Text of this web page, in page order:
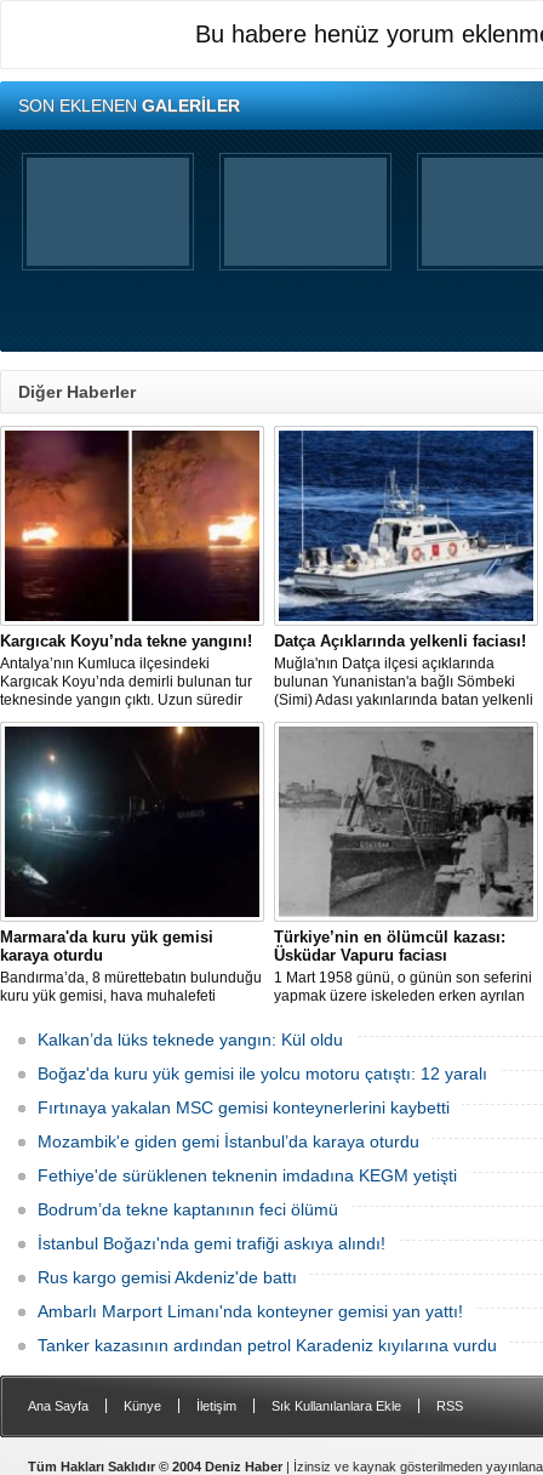
Bu habere henüz yorum
SON EKLENENGALERİLER
Diğer Haberler
Kargıcak Koyu’nda tekne yangını!
Antalya’nın Kumluca ilçesindeki
Kargıcak Koyu’nda demirli bulunan tur
teknesinde yangın çıktı. Uzun süredir
kullanılmadığı belirtilen ve içerisinde
kimsenin bulunmadığı tekne, itfaiyenin
karadan müdahale edememesi
nedeniyle tamamen yanarak
kullanılamaz hale geldi.
Datça Açıklarında yelkenli faciası!
Muğla'nın Datça ilçesi açıklarında
bulunan Yunanistan'a bağlı Sömbeki
(Simi) Adası yakınlarında batan yelkenli
teknedeki 9 kişiden 8'i sağ olarak
kurtarılırken, kaybolan 1 kişi için deniz
ve havadan geniş çaplı arama kurtarma
çalışması başlatıldı.
Marmara'da kuru yük gemisi
karaya oturdu
Bandırma’da, 8 mürettebatın bulunduğu
kuru yük gemisi, hava muhalefeti
kurtarma çalışmaları sürüyor.
Türkiye’nin en ölümcül kazası:
Üsküdar Vapuru faciası
1 Mart 1958 günü, o günün son seferini
yapmak üzere iskeleden erken ayrılan
dönemedi.
Kalkan’da lüks teknede yangın: Kül oldu
Boğaz'da kuru yük gemisi ile yolcu motoru çatıştı: 12 yaralı
Fırtınaya yakalan MSC gemisi konteynerlerini kaybetti
Mozambik'e giden gemi İstanbul’da karaya oturdu
Fethiye'de sürüklenen teknenin imdadına KEGM yetişti
Bodrum’da tekne kaptanının feci ölümü
İstanbul Boğazı'nda gemi trafiği askıya alındı!
Rus kargo gemisi Akdeniz'de battı
Ambarlı Marport Limanı'nda konteyner gemisi yan yattı!
Tanker kazasının ardından petrol Karadeniz kıyılarına vurdu
Ana Sayfa Künye İletişim Sık Kullanılanlara Ekle RSS
Tüm Hakları Saklıdır © 2004 Deniz Haber | İzinsiz ve kaynak gösterilmeden